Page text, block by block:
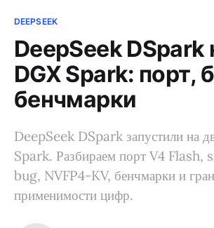
DEEPSEEK
DeepSeek DSpark
DGX Spark: порт,
бенчмарки
DeepSeek DSpark запустили на
Spark. Разбираем порт V4
bug, NVFP4-KV, бенчмарки и
применимости цифр.